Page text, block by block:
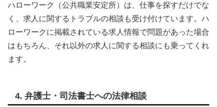
ハローワーク（公共職業安定所）は、仕事を探すだけでな
く、求人に関するトラブルの相談も受け付けています。ハ
ローワークに掲載されている求人情報で問題があった場合
はもちろん、それ以外の求人に関する相談にも乗ってくれ
ます。
4. 弁護士・司法書士への法律相談